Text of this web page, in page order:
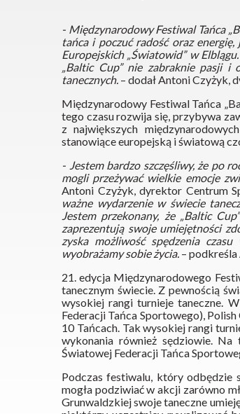
- Międzynarodowy Festiwal Tańca
tańca i poczuć radość oraz
Europejskich „Światowid” w
„Baltic Cup” nie zabraknie pasji i
tanecznych. – dodał Antoni Czyżyk,
Międzynarodowy Festiwal Tańca
tego czasu rozwija się, przybywa
z największych
stanowiące europejską i światową
- Jestem bardzo szczęśliwy, że po
mogli przeżywać wielkie emocje
Antoni Czyżyk, dyrektor Centrum
ważne wydarzenie w świecie
Jestem przekonany, że „Baltic
zaprezentują swoje umiejętności
zyska możliwość spędzenia
wyobrażamy sobie życia. –
21. edycja Międzynarodowego
tanecznym świecie. Z pewnością
wysokiej rangi turnieje taneczne.
Federacji Tańca Sportowego),
10 Tańcach. Tak wysokiej rangi
wykonania również sędziowie.
Światowej Federacji Tańca
Podczas festiwalu, który odbędzie
mogła podziwiać w akcji zarówno
Grunwaldzkiej swoje taneczne